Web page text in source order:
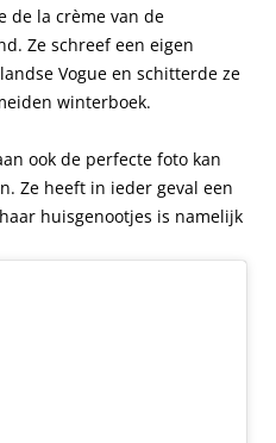
de la crème van de
Ze schreef een eigen
Vogue en schitterde ze
winterboek.
ook de perfecte foto kan
Ze heeft in ieder geval een
huisgenootjes is namelijk